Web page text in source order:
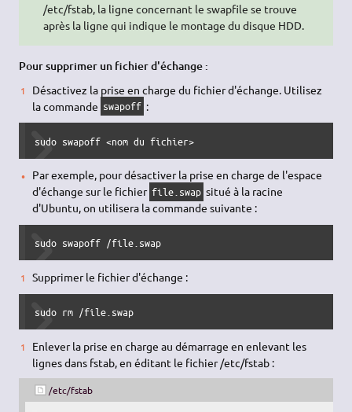
/etc/fstab, la ligne concernant le swapfile se trouve
après la ligne qui indique le montage du disque HDD.
Pour supprimer un fichier d'échange :
Désactivez la prise en charge du fichier d'échange. Utilisez
la commande swapoff :
sudo swapoff <nom du fichier>
Par exemple, pour désactiver la prise en charge de l'espace
d'échange sur le fichier file.swap situé à la racine
d'Ubuntu, on utilisera la commande suivante :
sudo swapoff /file.swap
Supprimer le fichier d'échange :
sudo rm /file.swap
Enlever la prise en charge au démarrage en enlevant les
lignes dans fstab, en éditant le fichier /etc/fstab :
/etc/fstab